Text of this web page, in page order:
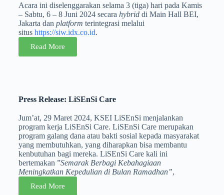
Acara ini diselenggarakan selama 3 (tiga) hari pada Kamis
– Sabtu, 6 – 8 Juni 2024 secara hybriddi Main Hall BEI,
Jakarta dan platform terintegrasi melalui
situs https://siw.idx.co.id.
Read More
Press Release: LiSEnSi Care
Jum’at, 29 Maret 2024, KSEI LiSEnSi menjalankan
program kerja LiSEnSi Care. LiSEnSi Care merupakan
program galang dana atau bakti sosial kepada masyarakat
yang membutuhkan, yang diharapkan bisa membantu
kenbutuhan bagi mereka. LiSEnSi Care kali ini
bertemakan ”Semarak Berbagi Kebahagiaan
Meningkatkan Kepedulian di Bulan Ramadhan”,
Read More